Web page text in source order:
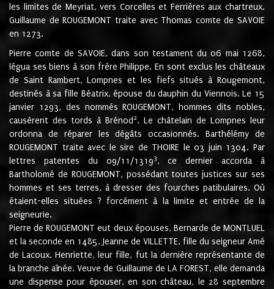
les limites de Meyriat, vers Corcelles et Ferrières aux chartreux.
Guillaume de ROUGEMONT traite avec Thomas comte de SAVOIE
en 1273.
Pierre comte de SAVOIE, dans son testament du 06 mai 1268,
légua ses biens à son frère Philippe. En sont exclus les châteaux
de Saint Rambert, Lompnes et les fiefs situés à Rougemont,
destinés à sa fille Béatrix, épouse du dauphin du Viennois. Le 15
janvier 1293, des nommés ROUGEMONT, hommes dits nobles,
causèrent des tords à Brénod 2. Le châtelain de Lompnes leur
ordonna de réparer les dégâts occasionnés. Barthélémy de
ROUGEMONT traite avec le sire de THOIRE le 03 juin 1304. Par
lettres patentes du 09/11/13193, ce dernier accorda à
Bartholomé de ROUGEMONT, possédant toutes justices sur ses
hommes et ses terres, à dresser des fourches patibulaires. Où
étaient-elles situées ? forcément à la limite et entrée de la
seigneurie.
Pierre de ROUGEMONT eut deux épouses, Bernarde de MONTLUEL
et la seconde en 1485, Jeanne de VILLETTE, fille du seigneur Amé
de Lacoux. Henriette, leur fille, fut la dernière représentante de
la branche aînée. Veuve de Guillaume de LA FOREST, elle demanda
une dispense pour épouser, en son château, le 28 septembre